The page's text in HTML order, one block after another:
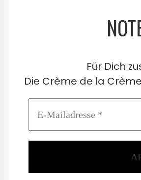
Für Dich
Die Crème de la